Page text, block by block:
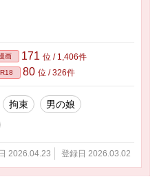
画 171 位 / 1,406件
80 位 / 326件
拘束
男の娘
2026.04.23 登録日 2026.03.02